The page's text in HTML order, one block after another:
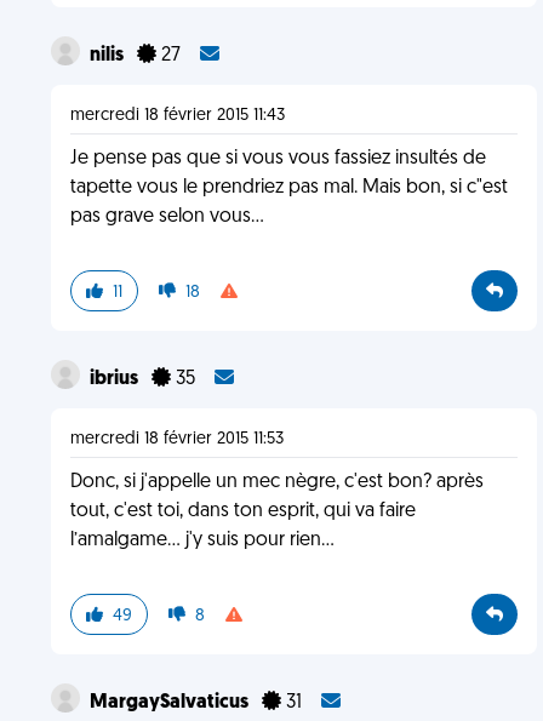
nilis 27
mercredi 18 février 2015 11:43
Je pense pas que si vous vous fassiez insultés de
tapette vous le prendriez pas mal. Mais bon, si c"est
pas grave selon vous...
11 18
ibrius 35
mercredi 18 février 2015 11:53
Donc, si j'appelle un mec nègre, c'est bon? après
tout, c'est toi, dans ton esprit, qui va faire
l’amalgame... j'y suis pour rien...
49 8
MargaySalvaticus 31